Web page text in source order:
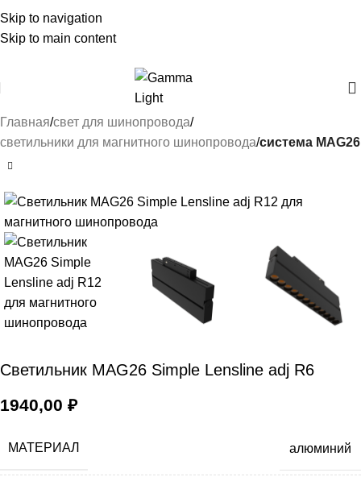
Skip to navigation
Skip to main content
Главная свет для шинопровода
светильники для магнитного шинопровода система MAG26
Светильник MAG26 Simple Lensline adj R6
1940,00 ₽
МАТЕРИАЛ алюминий